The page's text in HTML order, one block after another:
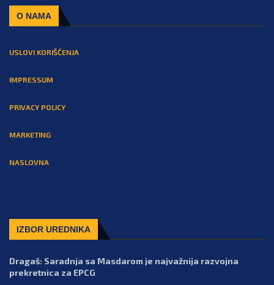
O NAMA
USLOVI KORIŠĆENJA
IMPRESSUM
PRIVACY POLICY
MARKETING
NASLOVNA
IZBOR UREDNIKA
Dragaš: Saradnja sa Masdarom je najvažnija razvojna
prekretnica za EPCG